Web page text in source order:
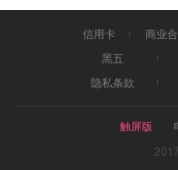
信用卡 商业
黑五
隐私条款
触屏版